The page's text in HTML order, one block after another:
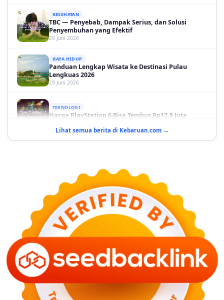
TBC — Penyebab, Dampak Serius, dan Solusi
Penyembuhan yang Efektif
29 Juni 2026
Panduan Lengkap Wisata ke Destinasi Pulau
Lengkuas 2026
29 Juni 2026
Harga PlayStation 6 Bisa Tembus Rp17,8 Juta
29 Juni 2026
KESEHATAN
Bahaya Memakai Softlens untuk Mata yang Jarang
Diketahui
29 Juni 2026
NASIONAL
PLN Kalimantan Lakukan Manajemen Beban
Akibat Gangguan PLTGU
29 Juni 2026
Harga Minyak Dunia Hari Ini Naik, WTI dan Brent
Sama-sama Menguat
Lihat semua berita di Kebaruan.com →